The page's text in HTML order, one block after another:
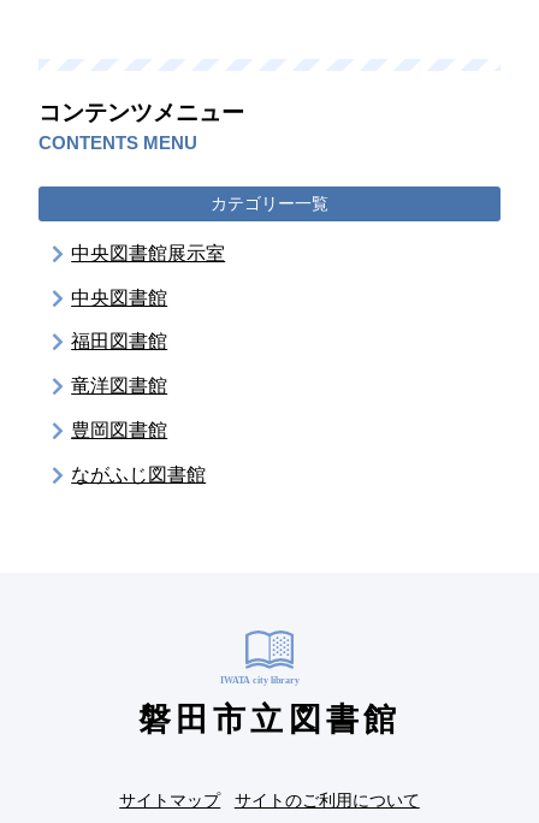
コンテンツメニュー
CONTENTS MENU
カテゴリー一覧
中央図書館展示室
中央図書館
福田図書館
竜洋図書館
豊岡図書館
ながふじ図書館
磐田市立図書館
サイトマップ サイトのご利用について